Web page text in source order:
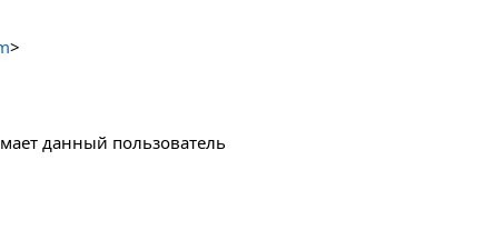
>
данный пользователь